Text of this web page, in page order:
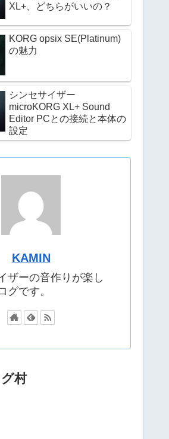
XL+、どちらがいいの？
KORG opsix SE(Platinum)
の魅力
シンセサイザー
microKORG XL+ Sound
Editor PCとの接続と本体の
設定
KAMIN
ザーの音作りが楽し
グです。
村